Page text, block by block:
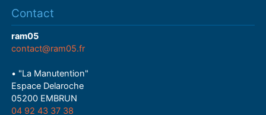
Contact
ram05
contact@ram05.fr
• "La Manutention"
Espace Delaroche
05200 EMBRUN
04 92 43 37 38